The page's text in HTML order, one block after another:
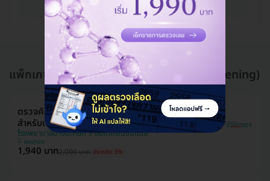
ดูรายละเอียด
แพ็กเกจอื่นใน ตรวจเบาหวาน (Diabetes Screening)
ตรวจคัดกรองภาวะโรคอ้วนและเบาหวาน 11 รายการ
สำหรับเด็กอายุ 7-15 ปี
โรงพยาบาลบางปะกอก 9 อินเตอร์เนชั่นแนล
จอมทอง
1,940 บาท2,000 บาท ประหยัด 3%